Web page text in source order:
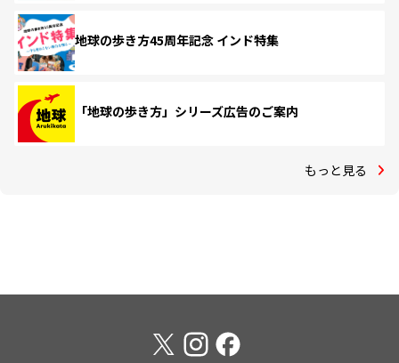
地球の歩き方45周年記念 インド特集
「地球の歩き方」シリーズ広告のご案内
もっと見る